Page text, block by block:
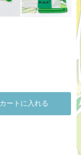
カートに入れる